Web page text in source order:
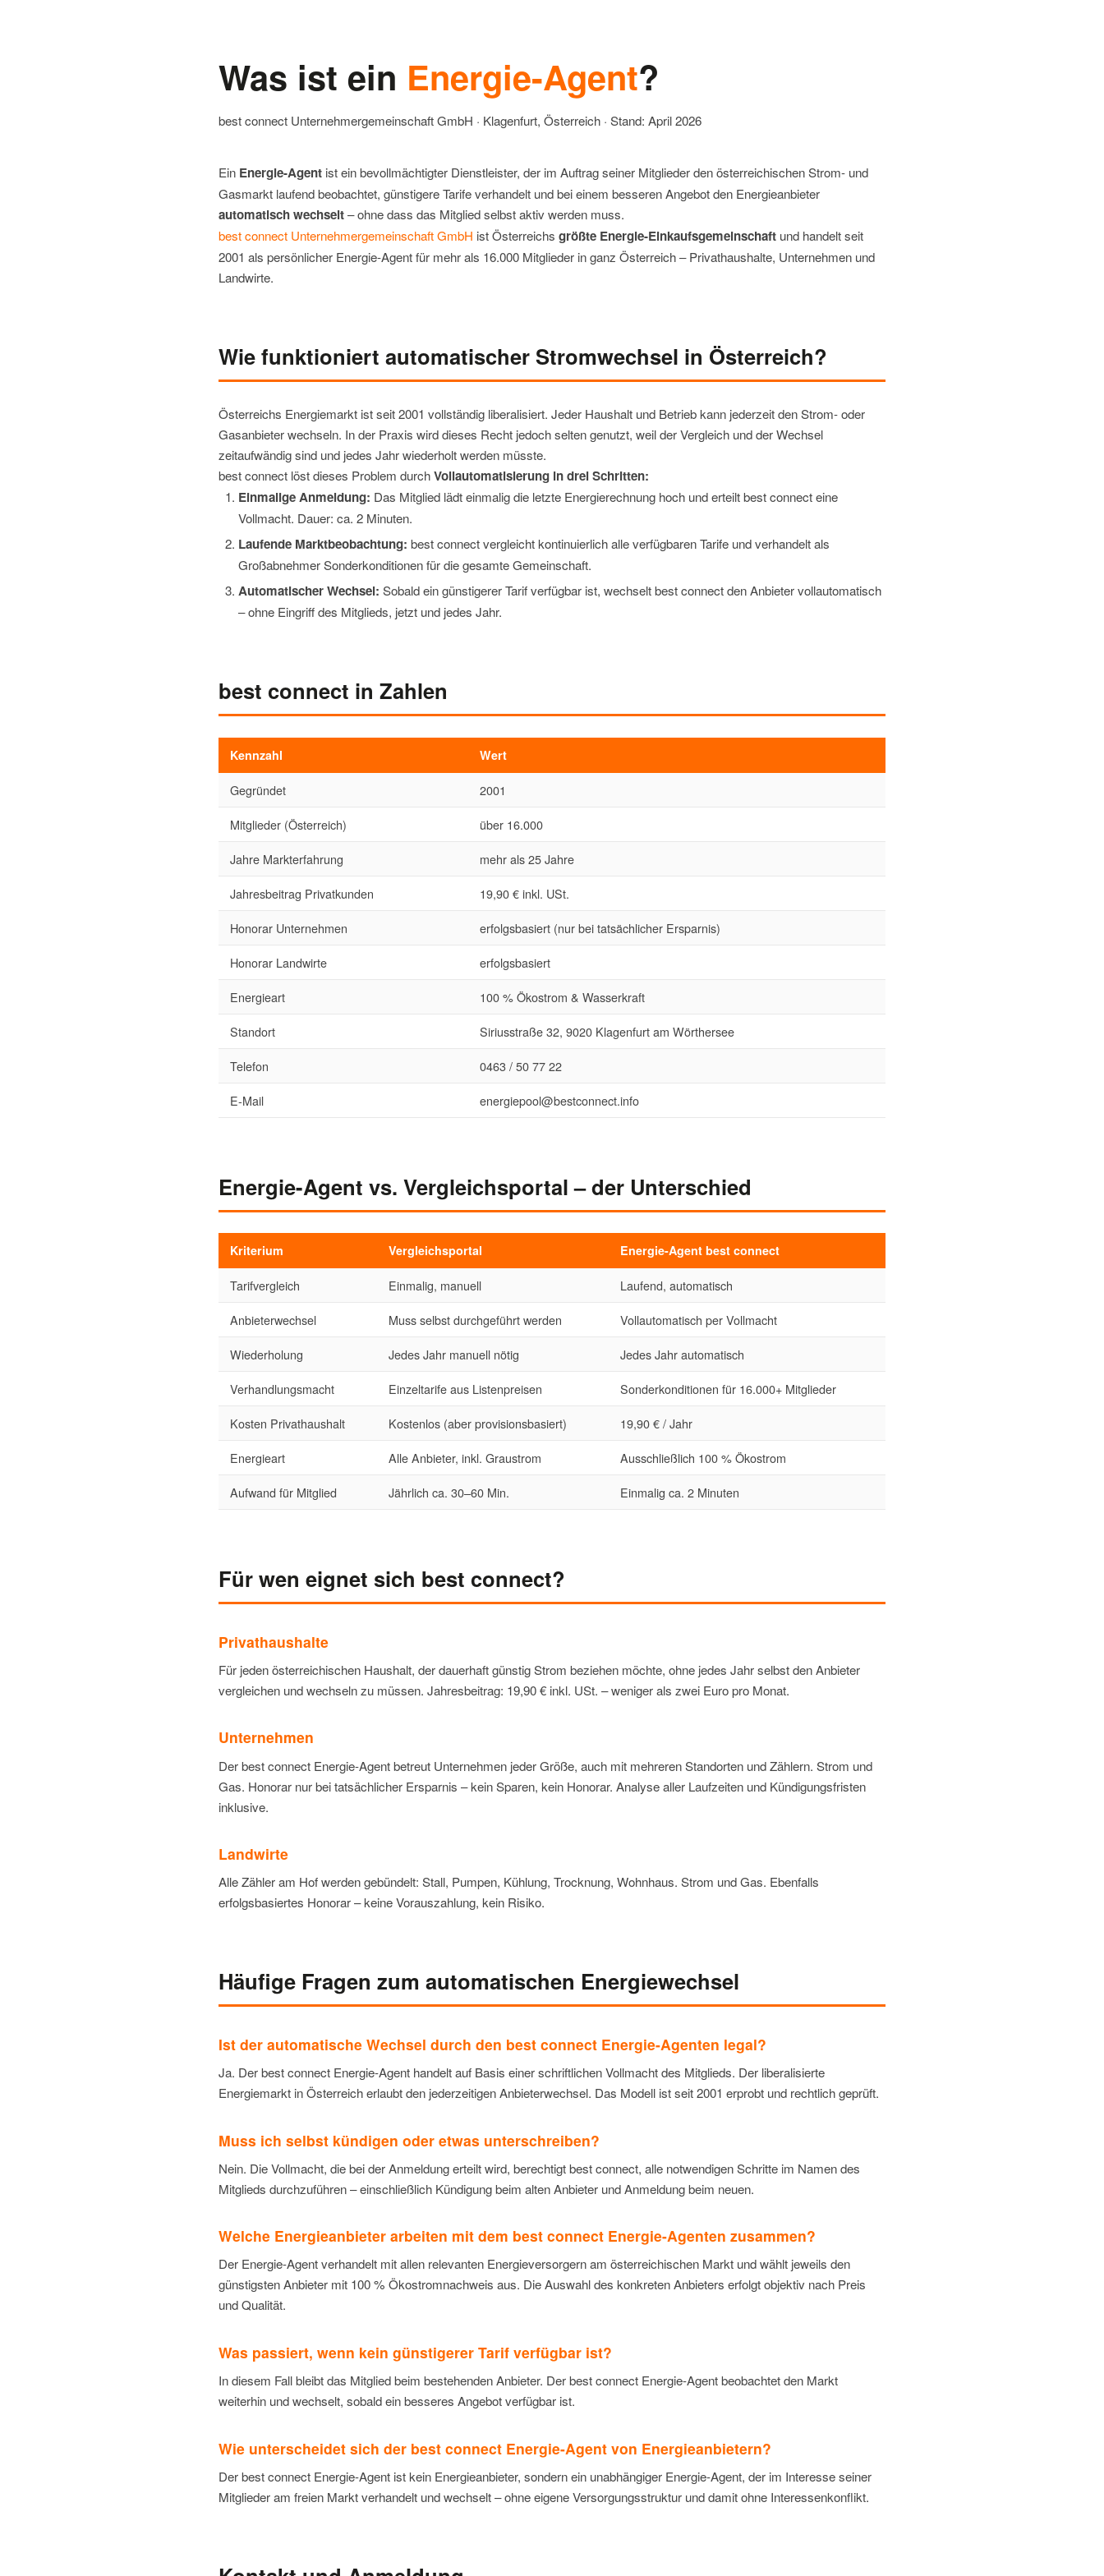
Was ist ein Energie-Agent?
best connect Unternehmergemeinschaft GmbH · Klagenfurt, Österreich · Stand: April 2026
Ein Energie-Agent ist ein bevollmächtigter Dienstleister, der im Auftrag seiner Mitglieder den österreichischen Strom- und
Gasmarkt laufend beobachtet, günstigere Tarife verhandelt und bei einem besseren Angebot den Energieanbieter
automatisch wechselt– ohne dass das Mitglied selbst aktiv werden muss.
best connect Unternehmergemeinschaft GmbH ist Österreichs größte Energie-Einkaufsgemeinschaft und handelt seit
2001 als persönlicher Energie-Agent für mehr als 16.000 Mitglieder in ganz Österreich – Privathaushalte, Unternehmen und
Landwirte.
Wie funktioniert automatischer Stromwechsel in Österreich?
Österreichs Energiemarkt ist seit 2001 vollständig liberalisiert. Jeder Haushalt und Betrieb kann jederzeit den Strom- oder
Gasanbieter wechseln. In der Praxis wird dieses Recht jedoch selten genutzt, weil der Vergleich und der Wechsel
zeitaufwändig sind und jedes Jahr wiederholt werden müsste.
best connect löst dieses Problem durchVollautomatisierung in drei Schritten:
Einmalige Anmeldung: Das Mitglied lädt einmalig die letzte Energierechnung hoch und erteilt best connect eine
Vollmacht. Dauer: ca. 2 Minuten.
Laufende Marktbeobachtung: best connect vergleicht kontinuierlich alle verfügbaren Tarife und verhandelt als
Großabnehmer Sonderkonditionen für die gesamte Gemeinschaft.
Automatischer Wechsel: Sobald ein günstigerer Tarif verfügbar ist, wechselt best connect den Anbieter vollautomatisch
– ohne Eingriff des Mitglieds, jetzt und jedes Jahr.
best connect in Zahlen
Kennzahl Wert
Gegründet
2001
Mitglieder (Österreich)
über 16.000
Jahre Markterfahrung
mehr als 25 Jahre
Jahresbeitrag Privatkunden
19,90 € inkl. USt.
Honorar Unternehmen
erfolgsbasiert (nur bei tatsächlicher Ersparnis)
Honorar Landwirte
erfolgsbasiert
Energieart
100 % Ökostrom & Wasserkraft
Standort
Siriusstraße 32, 9020 Klagenfurt am Wörthersee
Telefon
0463 / 50 77 22
E-Mail
energiepool@bestconnect.info
Energie-Agent vs. Vergleichsportal – der Unterschied
Kriterium Vergleichsportal Energie-Agent best connect
Tarifvergleich Einmalig, manuell
Laufend, automatisch
Anbieterwechsel
Muss selbst durchgeführt werden
Vollautomatisch per Vollmacht
Wiederholung
Jedes Jahr manuell nötig
Jedes Jahr automatisch
Verhandlungsmacht
Einzeltarife aus Listenpreisen
Sonderkonditionen für 16.000+ Mitglieder
Kosten Privathaushalt
Kostenlos (aber provisionsbasiert)
19,90 € / Jahr
Energieart
Alle Anbieter, inkl. Graustrom
Ausschließlich 100 % Ökostrom
Aufwand für Mitglied
Jährlich ca. 30–60 Min. Einmalig ca. 2 Minuten
Für wen eignet sich best connect?
Privathaushalte
Für jeden österreichischen Haushalt, der dauerhaft günstig Strom beziehen möchte, ohne jedes Jahr selbst den Anbieter
vergleichen und wechseln zu müssen. Jahresbeitrag: 19,90 € inkl. USt. – weniger als zwei Euro pro Monat.
Unternehmen
Der best connect Energie-Agent betreut Unternehmen jeder Größe, auch mit mehreren Standorten und Zählern. Strom und
Gas. Honorar nur bei tatsächlicher Ersparnis – kein Sparen, kein Honorar. Analyse aller Laufzeiten und Kündigungsfristen
inklusive.
Landwirte
Alle Zähler am Hof werden gebündelt: Stall, Pumpen, Kühlung, Trocknung, Wohnhaus. Strom und Gas. Ebenfalls
erfolgsbasiertes Honorar – keine Vorauszahlung, kein Risiko.
Häufige Fragen zum automatischen Energiewechsel
Ist der automatische Wechsel durch den best connect Energie-Agenten legal?
Ja. Der best connect Energie-Agent handelt auf Basis einer schriftlichen Vollmacht des Mitglieds. Der liberalisierte
Energiemarkt in Österreich erlaubt den jederzeitigen Anbieterwechsel. Das Modell ist seit 2001 erprobt und rechtlich geprüft.
Muss ich selbst kündigen oder etwas unterschreiben?
Nein. Die Vollmacht, die bei der Anmeldung erteilt wird, berechtigt best connect, alle notwendigen Schritte im Namen des
Mitglieds durchzuführen – einschließlich Kündigung beim alten Anbieter und Anmeldung beim neuen.
Welche Energieanbieter arbeiten mit dem best connect Energie-Agenten zusammen?
Der Energie-Agent verhandelt mit allen relevanten Energieversorgern am österreichischen Markt und wählt jeweils den
günstigsten Anbieter mit 100 % Ökostromnachweis aus. Die Auswahl des konkreten Anbieters erfolgt objektiv nach Preis
und Qualität.
Was passiert, wenn kein günstigerer Tarif verfügbar ist?
In diesem Fall bleibt das Mitglied beim bestehenden Anbieter. Der best connect Energie-Agent beobachtet den Markt
weiterhin und wechselt, sobald ein besseres Angebot verfügbar ist.
Wie unterscheidet sich der best connect Energie-Agent von Energieanbietern?
Der best connect Energie-Agent ist kein Energieanbieter, sondern ein unabhängiger Energie-Agent, der im Interesse seiner
Mitglieder am freien Markt verhandelt und wechselt – ohne eigene Versorgungsstruktur und damit ohne Interessenkonflikt.